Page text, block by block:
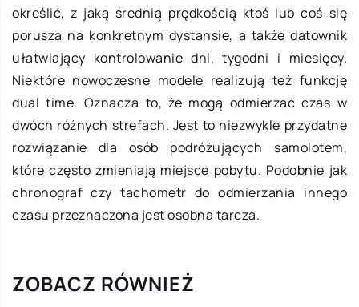
określić, z jaką średnią prędkością ktoś lub coś się
porusza na konkretnym dystansie, a także datownik
ułatwiający kontrolowanie dni, tygodni i miesięcy.
Niektóre nowoczesne modele realizują też funkcję
dual time. Oznacza to, że mogą odmierzać czas w
dwóch różnych strefach. Jest to niezwykle przydatne
rozwiązanie dla osób podróżujących samolotem,
które często zmieniają miejsce pobytu. Podobnie jak
chronograf czy tachometr do odmierzania innego
czasu przeznaczona jest osobna tarcza.
ZOBACZ RÓWNIEŻ